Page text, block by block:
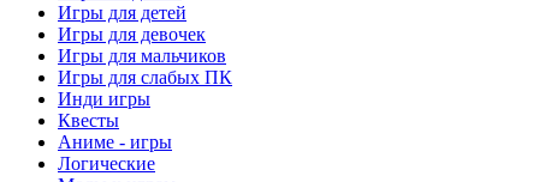
Игры для детей
Игры для девочек
Игры для мальчиков
Игры для слабых ПК
Инди игры
Квесты
Аниме - игры
Логические